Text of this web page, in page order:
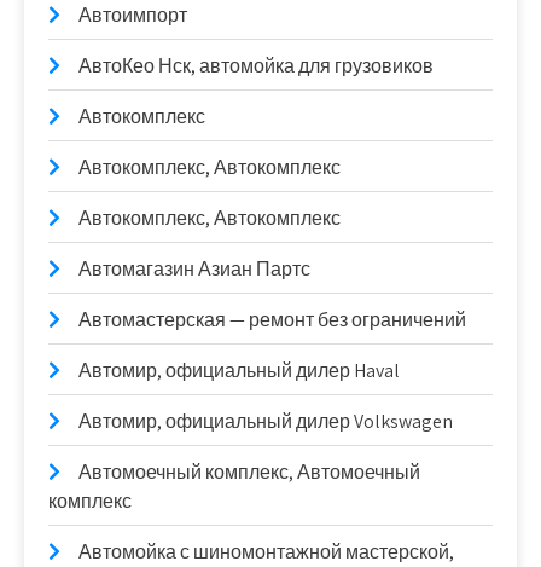
Автоимпорт
АвтоКео Нск, автомойка для грузовиков
Автокомплекс
Автокомплекс, Автокомплекс
Автокомплекс, Автокомплекс
Автомагазин Азиан Партс
Автомастерская — ремонт без ограничений
Автомир, официальный дилер Haval
Автомир, официальный дилер Volkswagen
Автомоечный комплекс, Автомоечный
комплекс
Автомойка с шиномонтажной мастерской,